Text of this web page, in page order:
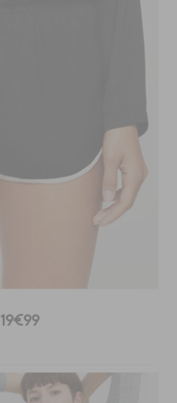
19€99